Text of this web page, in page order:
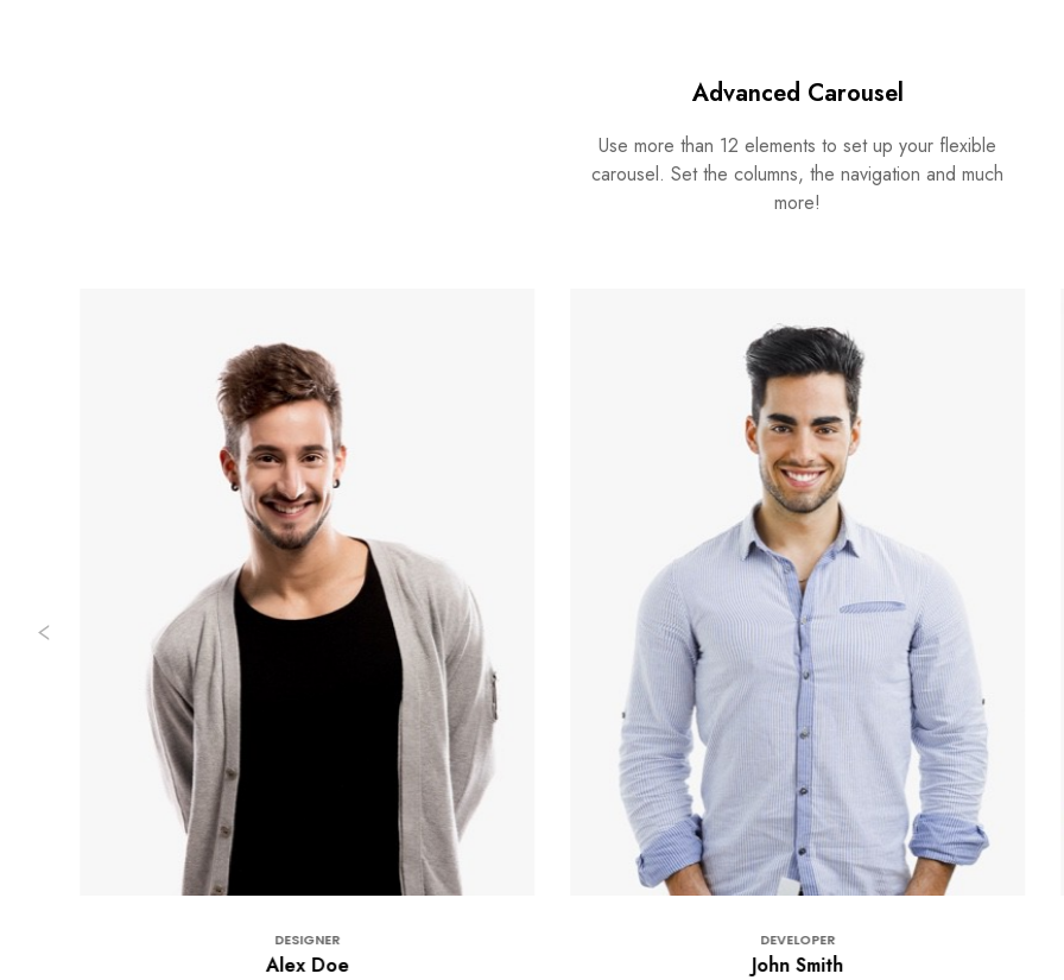
Advanced Carousel
Use more than 12 elements to set up your flexible
carousel. Set the columns, the navigation and much
more!
Previous
DESIGNER
Alex Doe
DEVELOPER
John Smith